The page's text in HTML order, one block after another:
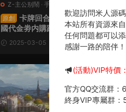
Z-主公别鬧 · 手遊服務端
原創
卡牌回合手遊【主公别鬧-神話三
國代金劵内購跨服版】Linux手工服
端+安卓蘋果雙端+GM運營後台
後台+視頻架設教程
2025-03-05 1.06k 0 30
歡迎訪問米人源碼
本站所有資源來
任何問題都可以
感謝一路的陪伴！
(活動)VIP特價
官方QQ交流群：
終身VIP專屬群：